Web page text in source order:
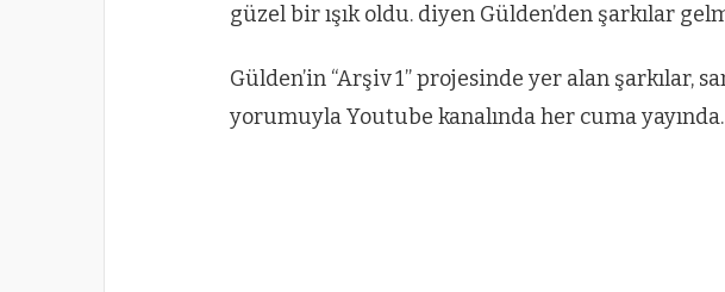
güzel bir ışık oldu. diyen Gülden’den şarkılar
Gülden’in “Arşiv 1” projesinde yer alan şarkılar,
yorumuyla Youtube kanalında her cuma yayında.